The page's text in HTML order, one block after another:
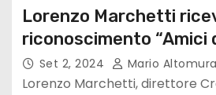
Lorenzo Marchetti
riconoscimento “Amici
Set 2, 2024 Mario Altomura
Lorenzo Marchetti, direttore